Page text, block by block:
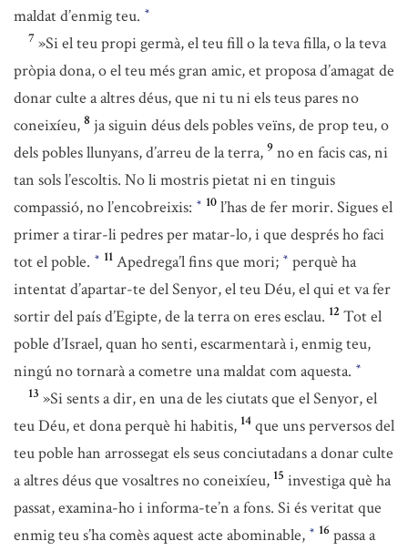
maldat d’enmig teu. *
7 »Si el teu propi germà, el teu fill o la teva filla, o la teva
pròpia dona, o el teu més gran amic, et proposa d’amagat de
donar culte a altres déus, que ni tu ni els teus pares no
coneixíeu, 8 ja siguin déus dels pobles veïns, de prop teu, o
dels pobles llunyans, d’arreu de la terra, 9 no en facis cas, ni
tan sols l’escoltis. No li mostris pietat ni en tinguis
compassió, no l’encobreixis: * 10 l’has de fer morir. Sigues el
primer a tirar-li pedres per matar-lo, i que després ho faci
tot el poble. * 11 Apedrega’l fins que mori; * perquè ha
intentat d’apartar-te del Senyor, el teu Déu, el qui et va fer
sortir del país d’Egipte, de la terra on eres esclau. 12 Tot el
poble d’Israel, quan ho senti, escarmentarà i, enmig teu,
ningú no tornarà a cometre una maldat com aquesta. *
13 »Si sents a dir, en una de les ciutats que el Senyor, el
teu Déu, et dona perquè hi habitis, 14 que uns perversos del
teu poble han arrossegat els seus conciutadans a donar culte
a altres déus que vosaltres no coneixíeu, 15 investiga què ha
passat, examina-ho i informa-te’n a fons. Si és veritat que
enmig teu s’ha comès aquest acte abominable, * 16 passa a